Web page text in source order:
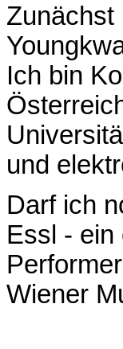
Zunächst
Ich bin
und
Darf ich
Essl - ein
Wiener